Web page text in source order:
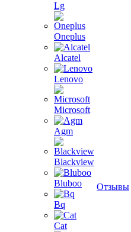
Lg
Oneplus
Alcatel
Lenovo
Microsoft
Agm
Blackview
Bluboo
Bq
Cat
Отзывы